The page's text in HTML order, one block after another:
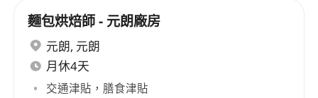
麵包烘焙師 - 元朗廠房
元朗, 元朗
月休4天
交通津貼，膳食津貼